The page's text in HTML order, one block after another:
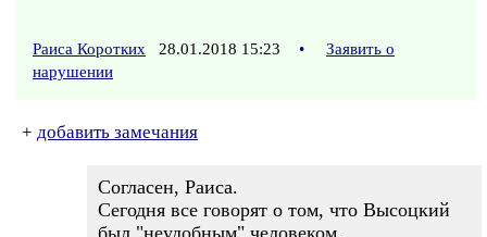
Раиса Коротких 28.01.2018 15:23 •
Заявить о
нарушении
+ добавить замечания
Согласен, Раиса.
Сегодня все говорят о том, что Высоцкий
был "неудобным" человеком.